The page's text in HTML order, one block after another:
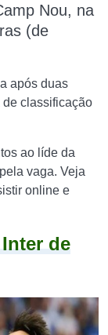
Nou, na
(de
após duas
de classificação
ao líde da
vaga. Veja
online e
de